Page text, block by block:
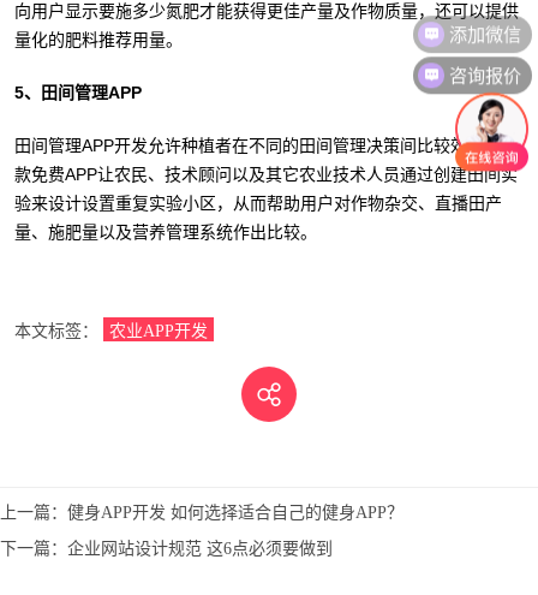
向用户显示要施多少氮肥才能获得更佳产量及作物质量，还可以提供
量化的肥料推荐用量。
5、田间管理APP
田间管理APP开发允许种植者在不同的田间管理决策间比较效果。这
款免费APP让农民、技术顾问以及其它农业技术人员通过创建田间实
验来设计设置重复实验小区，从而帮助用户对作物杂交、直播田产
量、施肥量以及营养管理系统作出比较。
本文标签： 农业APP开发
上一篇： 健身APP开发 如何选择适合自己的健身APP？
下一篇： 企业网站设计规范 这6点必须要做到
添加微信
咨询报价